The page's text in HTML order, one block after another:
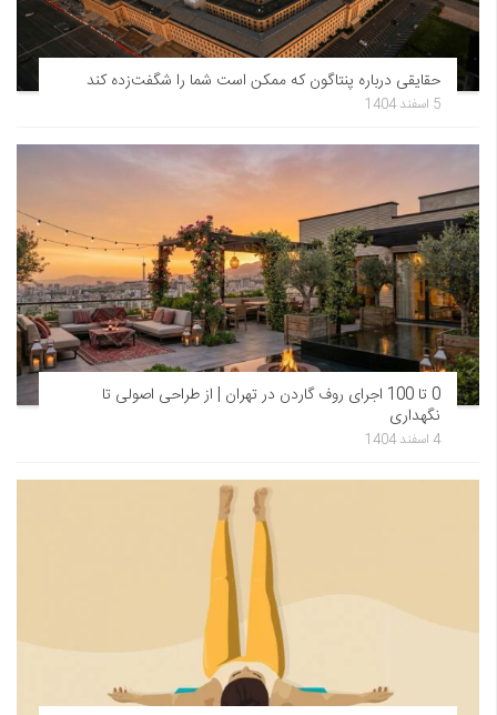
حقایقی درباره پنتاگون که ممکن است شما را شگفت‌زده کند
5 اسفند 1404
0 تا 100 اجرای روف گاردن در تهران | از طراحی اصولی تا
نگهداری
4 اسفند 1404